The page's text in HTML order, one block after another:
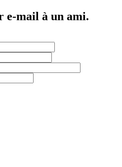
e-mail à un ami.